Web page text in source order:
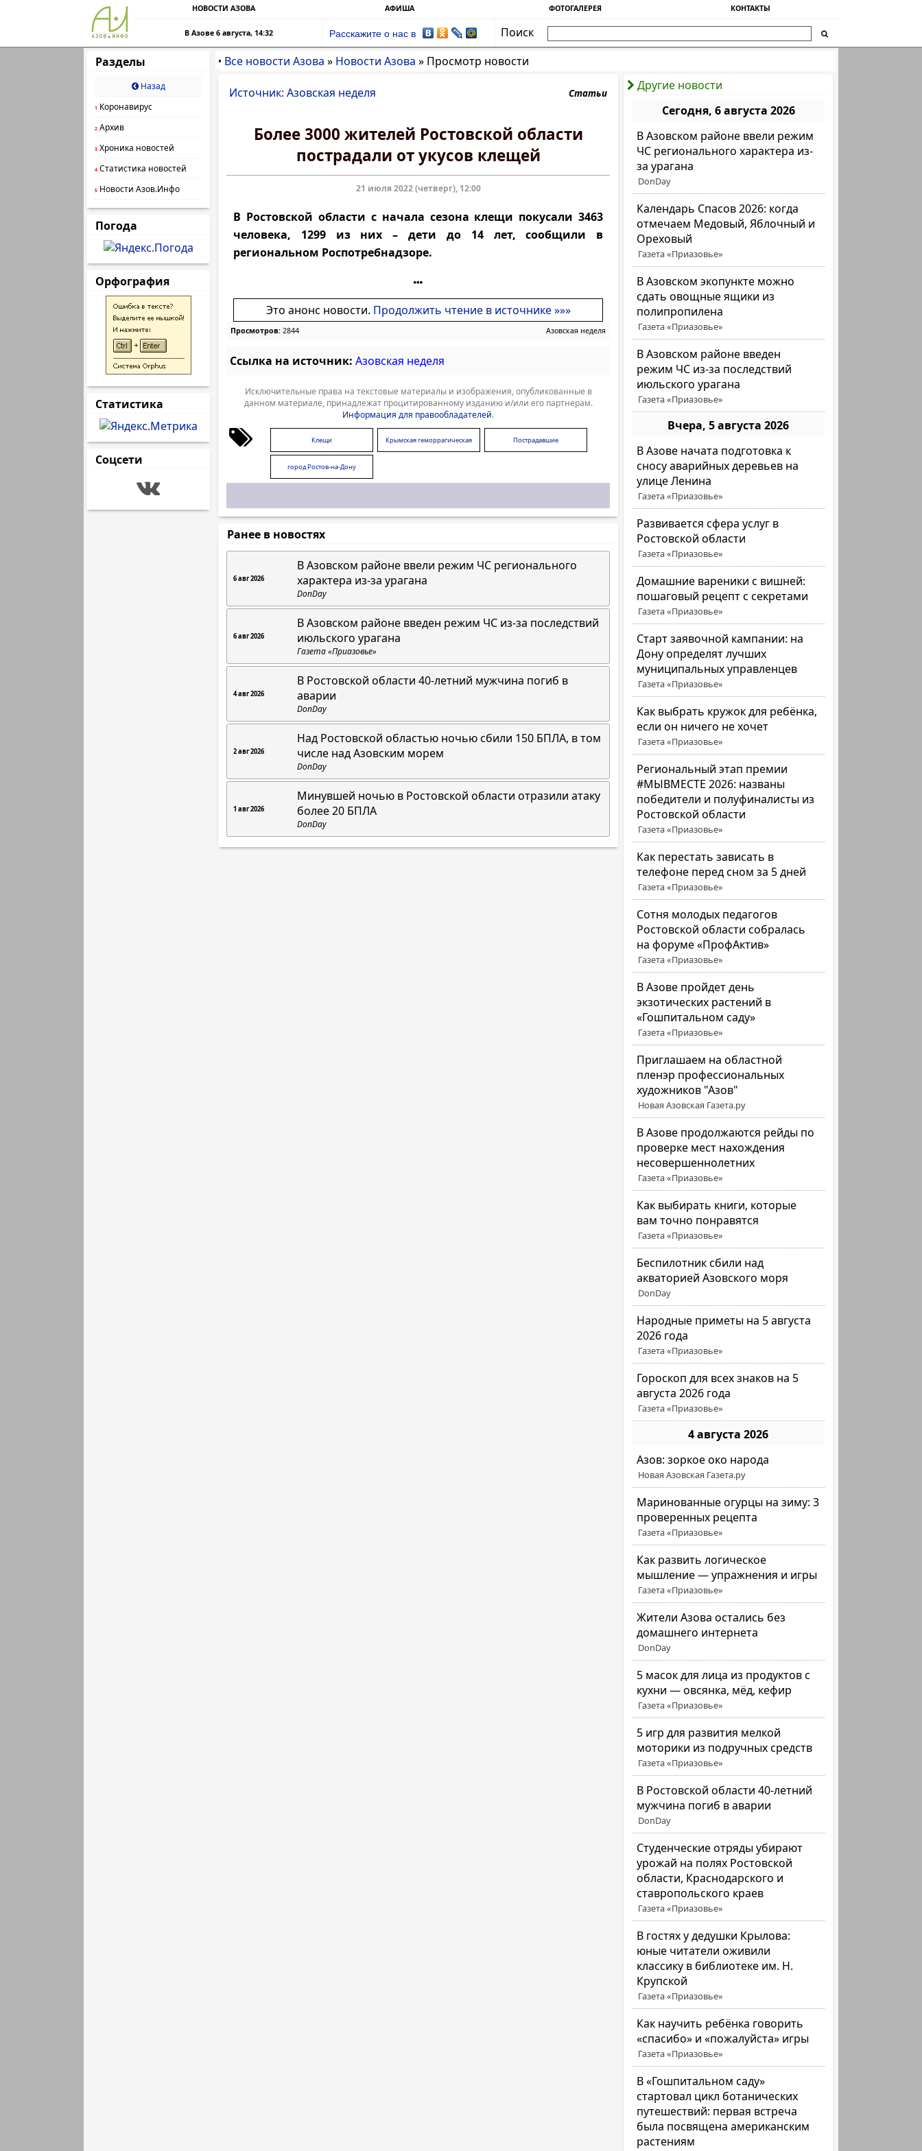
НОВОСТИ АЗОВА АФИША ФОТОГАЛЕРЕЯ КОНТАКТЫ
В Азове 6 августа, 14:32 Расскажите о нас в
Поиск
Разделы
Назад
1 Коронавирус
2 Архив
3 Хроника новостей
4 Статистика новостей
5 Новости Азов.Инфо
Погода
Орфография
Статистика
Соцсети
• Все новости Азова » Новости Азова » Просмотр новости
Другие новости
Сегодня, 6 августа 2026
В Азовском районе ввели режим
ЧС регионального характера из-
за урагана
DonDay
Календарь Спасов 2026: когда
отмечаем Медовый, Яблочный и
Ореховый
Газета «Приазовье»
В Азовском экопункте можно
сдать овощные ящики из
полипропилена
Газета «Приазовье»
В Азовском районе введен
режим ЧС из-за последствий
июльского урагана
Газета «Приазовье»
Вчера, 5 августа 2026
В Азове начата подготовка к
сносу аварийных деревьев на
улице Ленина
Газета «Приазовье»
Развивается сфера услуг в
Ростовской области
Газета «Приазовье»
Домашние вареники с вишней:
пошаговый рецепт с секретами
Газета «Приазовье»
Старт заявочной кампании: на
Дону определят лучших
муниципальных управленцев
Газета «Приазовье»
Как выбрать кружок для ребёнка,
если он ничего не хочет
Газета «Приазовье»
Региональный этап премии
#МЫВМЕСТЕ 2026: названы
победители и полуфиналисты из
Ростовской области
Газета «Приазовье»
Как перестать зависать в
телефоне перед сном за 5 дней
Газета «Приазовье»
Сотня молодых педагогов
Ростовской области собралась
на форуме «ПрофАктив»
Газета «Приазовье»
В Азове пройдет день
экзотических растений в
«Гошпитальном саду»
Газета «Приазовье»
Приглашаем на областной
пленэр профессиональных
художников "Азов"
Новая Азовская Газета.ру
В Азове продолжаются рейды по
проверке мест нахождения
несовершеннолетних
Газета «Приазовье»
Как выбирать книги, которые
вам точно понравятся
Газета «Приазовье»
Беспилотник сбили над
акваторией Азовского моря
DonDay
Народные приметы на 5 августа
2026 года
Газета «Приазовье»
Гороскоп для всех знаков на 5
августа 2026 года
Газета «Приазовье»
4 августа 2026
Азов: зоркое око народа
Новая Азовская Газета.ру
Маринованные огурцы на зиму: 3
проверенных рецепта
Газета «Приазовье»
Как развить логическое
мышление — упражнения и игры
Газета «Приазовье»
Жители Азова остались без
домашнего интернета
DonDay
5 масок для лица из продуктов с
кухни — овсянка, мёд, кефир
Газета «Приазовье»
5 игр для развития мелкой
моторики из подручных средств
Газета «Приазовье»
В Ростовской области 40-летний
мужчина погиб в аварии
DonDay
Студенческие отряды убирают
урожай на полях Ростовской
области, Краснодарского и
ставропольского краев
Газета «Приазовье»
В гостях у дедушки Крылова:
юные читатели оживили
классику в библиотеке им. Н.
Крупской
Газета «Приазовье»
Как научить ребёнка говорить
«спасибо» и «пожалуйста» игры
Газета «Приазовье»
В «Гошпитальном саду»
стартовал цикл ботанических
путешествий: первая встреча
была посвящена американским
растениям
Источник: Азовская неделя Статьи
Более 3000 жителей Ростовской области
пострадали от укусов клещей
21 июля 2022 (четверг), 12:00
В Ростовской области с начала сезона клещи покусали 3463
человека, 1299 из них – дети до 14 лет, сообщили в
региональном Роспотребнадзоре.
Это анонс новости. Продолжить чтение в источнике »»»
Просмотров: 2844 Азовская неделя
Ссылка на источник: Азовская неделя
Исключительные права на текстовые материалы и изображения, опубликованные в
данном материале, принадлежат процитированному изданию и/или его партнерам.
Информация для правообладателей.
Клещи
Крымская геморрагическая
лихорадка
Пострадавшие
город Ростов-на-Дону
Ранее в новостях
6 авг 2026
В Азовском районе ввели режим ЧС регионального
характера из-за урагана
DonDay
6 авг 2026
В Азовском районе введен режим ЧС из-за последствий
июльского урагана
Газета «Приазовье»
4 авг 2026
В Ростовской области 40-летний мужчина погиб в
аварии
DonDay
2 авг 2026
Над Ростовской областью ночью сбили 150 БПЛА, в том
числе над Азовским морем
DonDay
1 авг 2026
Минувшей ночью в Ростовской области отразили атаку
более 20 БПЛА
DonDay